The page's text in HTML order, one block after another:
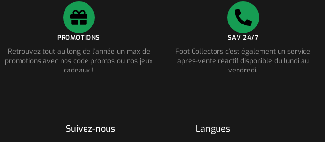
PROMOTIONS
Retrouvez tout au long de l'année un max de
promotions avec nos code promos ou nos jeux
cadeaux !
SAV 24/7
Foot Collectors c'est également un service
après-vente réactif disponible du lundi au
vendredi.
Suivez-nous Langues